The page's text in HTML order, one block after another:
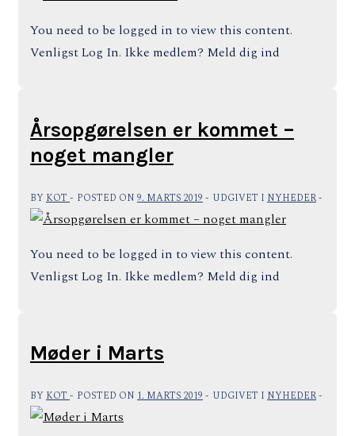
You need to be logged in to view this content.
Venligst Log In. Ikke medlem? Meld dig ind
Årsopgørelsen er kommet –
noget mangler
BY KOT POSTED ON 9. MARTS 2019 UDGIVET I NYHEDER
You need to be logged in to view this content.
Venligst Log In. Ikke medlem? Meld dig ind
Møder i Marts
BY KOT POSTED ON 1. MARTS 2019 UDGIVET I NYHEDER